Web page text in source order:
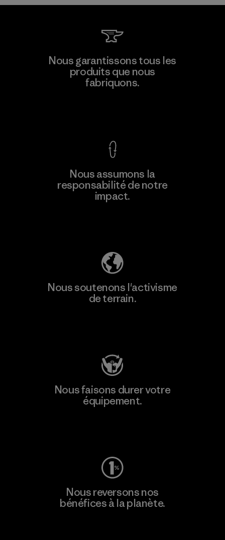
W.L. Gore & Associates, Inc.
Material-supplier
Nous garantissons tous les
produits que nous
fabriquons.
Nous assumons la
responsabilité de notre
impact.
Nous soutenons l'activisme
de terrain.
Nous faisons durer votre
équipement.
Nous reversons nos
bénéfices à la planète.